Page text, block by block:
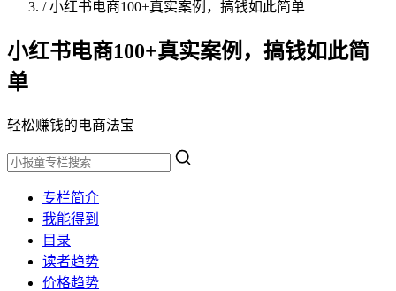
/小红书电商100+真实案例，搞钱如此简单
小红书电商100+真实案例，搞钱如此简
单
轻松赚钱的电商法宝
专栏简介
我能得到
目录
读者趋势
价格趋势